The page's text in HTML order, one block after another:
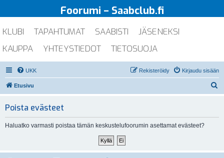
Foorumi – Saabclub.fi
KLUBI TAPAHTUMAT SAABISTI
JÄSENEKSI
KAUPPA
YHTEYSTIEDOT TIETOSUOJA
UKK Kirjaudu sisään
Rekisteröidy
Etusivu
Poista evästeet
Haluatko varmasti poistaa tämän keskustelufoorumin asettamat evästeet?